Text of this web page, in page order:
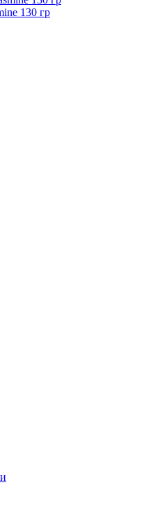
130 гр